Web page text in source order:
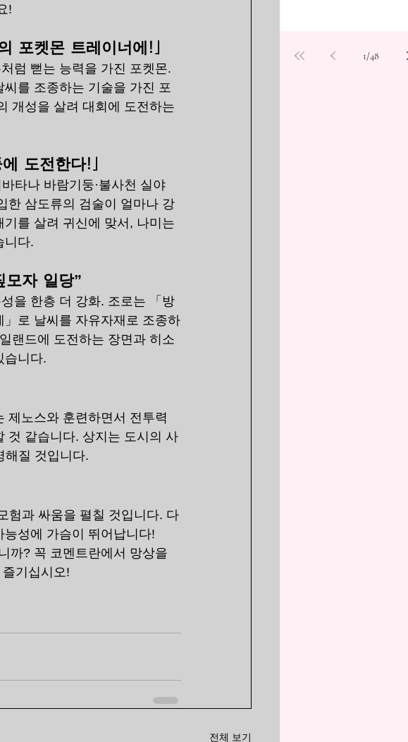
!
포켓몬 트레이너에!」
럼 뻗는 능력을 가진 포켓몬.
씨를 조종하는 기술을 가진 포
개성을 살려 대회에 도전하는
도전한다!」
타나 바람기둥·불사천 실야
한 삼도류의 검술이 얼마나 강
를 살려 귀신에 맞서, 나미는
니다.
자 일당”
을 한층 더 강화. 조로는 「방
로 날씨를 자유자재로 조종하
랜드에 도전하는 장면과 히소
습니다.
제노스와 훈련하면서 전투력
것 같습니다. 상지는 도시의 사
해질 것입니다.
험과 싸움을 펼칠 것입니다. 다
성에 가슴이 뛰어납니다!
까? 꼭 코멘트란에서 망상을
기십시오!
전체 보기
1/48